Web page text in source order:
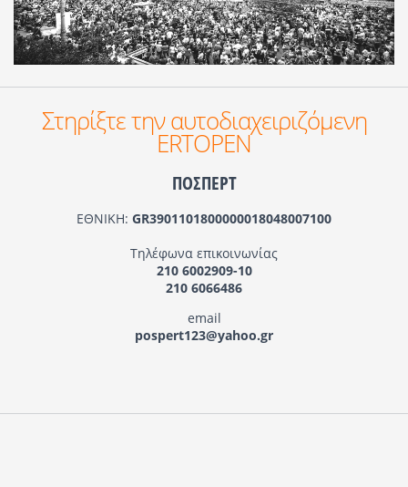
Στηρίξτε την αυτοδιαχειριζόμενη
ERTOPEN
ΠΟΣΠΕΡΤ
ΕΘΝΙΚΗ: GR3901101800000018048007100
Τηλέφωνα επικοινωνίας
210 6002909-10
210 6066486
email
pospert123@yahoo.gr